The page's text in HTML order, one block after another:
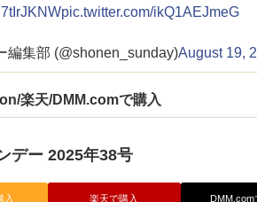
pic.twitter.com/ikQ1AEJmeG
集部 (@shonen_sunday)August 19,
楽天/DMM.comで購入
デー 2025年38号
入 楽天で購入 DMM.com